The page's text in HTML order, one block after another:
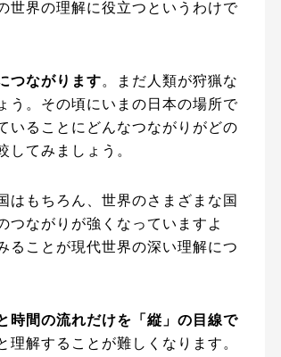
世界の理解に役立つというわけで
つながります。まだ人類が狩猟な
う。その頃にいまの日本の場所で
いることにどんなつながりがどの
てみましょう。
はもちろん、世界のさまざまな国
つながりが強くなっていますよ
ることが現代世界の深い理解につ
時間の流れだけを「縦」の目線で
解することが難しくなります。